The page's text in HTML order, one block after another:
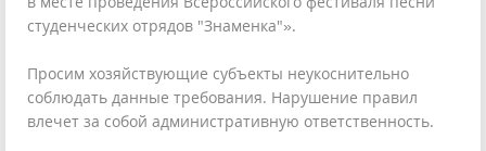
студенческих отрядов "Знаменка"».
Просим хозяйствующие субъекты неукоснительно
соблюдать данные требования. Нарушение правил
влечет за собой административную ответственность.